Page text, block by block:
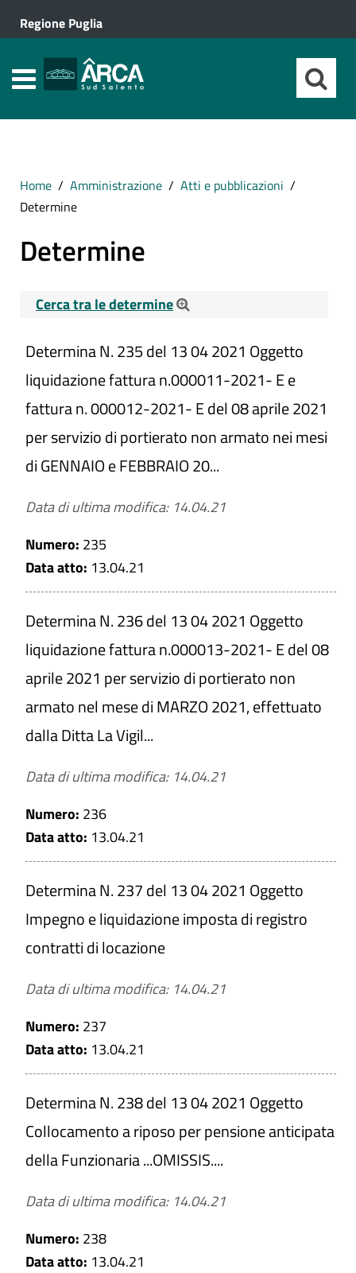
Regione Puglia
Home Amministrazione
Atti e pubblicazioni
Determine
Determine
Cerca tra le determine
Cerca tra le Determine
Da
a
PULISCI
Determina N. 235 del 13 04 2021 Oggetto
liquidazione fattura n.000011-2021- E e
fattura n. 000012-2021- E del 08 aprile 2021
per servizio di portierato non armato nei mesi
di GENNAIO e FEBBRAIO 20...
Data di ultima modifica: 14.04.21
Numero: 235
Data atto: 13.04.21
Determina N. 236 del 13 04 2021 Oggetto
liquidazione fattura n.000013-2021- E del 08
aprile 2021 per servizio di portierato non
armato nel mese di MARZO 2021, effettuato
dalla Ditta La Vigil...
Data di ultima modifica: 14.04.21
Numero: 236
Data atto: 13.04.21
Determina N. 237 del 13 04 2021 Oggetto
Impegno e liquidazione imposta di registro
contratti di locazione
Data di ultima modifica: 14.04.21
Numero: 237
Data atto: 13.04.21
Determina N. 238 del 13 04 2021 Oggetto
Collocamento a riposo per pensione anticipata
della Funzionaria ...OMISSIS....
Data di ultima modifica: 14.04.21
Numero: 238
Data atto: 13.04.21